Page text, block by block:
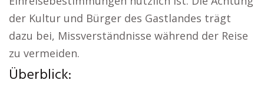
der Kultur und Bürger des Gastlandes trägt
dazu bei, Missverständnisse während der Reise
zu vermeiden.
Überblick: